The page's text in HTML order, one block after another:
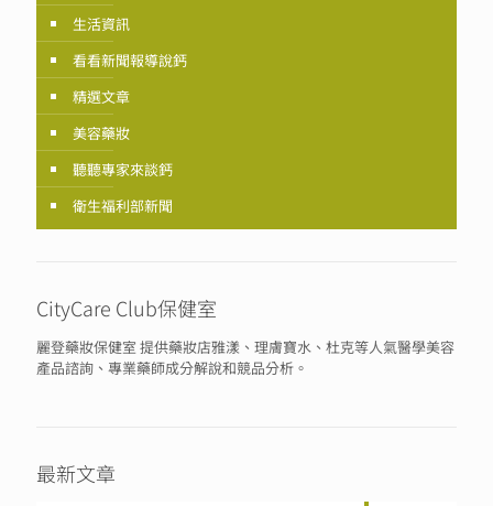
生活資訊
看看新聞報導說鈣
精選文章
美容藥妝
聽聽專家來談鈣
衛生福利部新聞
CityCare Club保健室
麗登藥妝保健室 提供藥妝店雅漾、理膚寶水、杜克等人氣醫學美容
產品諮詢、專業藥師成分解說和競品分析。
最新文章